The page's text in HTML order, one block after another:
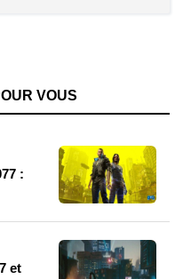
VOUS
:
et